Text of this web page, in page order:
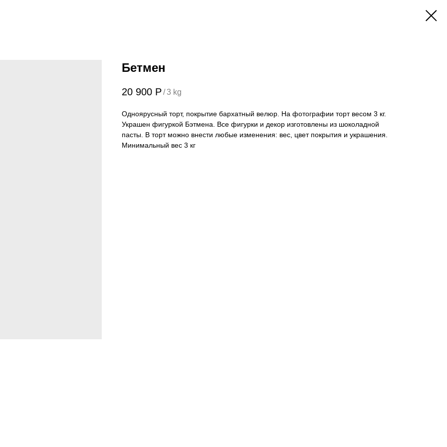
Бетмен
20 900 Р/3 kg
Одноярусный торт, покрытие бархатный велюр. На фотографии торт весом 3 кг.
Украшен фигуркой Бэтмена. Все фигурки и декор изготовлены из шоколадной
пасты. В торт можно внести любые изменения: вес, цвет покрытия и украшения.
Минимальный вес 3 кг